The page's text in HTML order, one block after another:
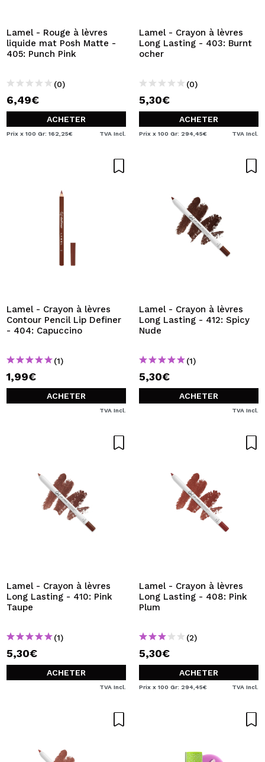
En créant un compte sur Maquibeauty.fr vous pourrez
effectuer vos achats rapidement, vérifier l'état de vos
commandes et consulter vos opérations précédentes.
Lamel - Rouge à lèvres
liquide mat Posh Matte -
405: Punch Pink
(0)
6,49€
ACHETER
Prix x 100 Gr: 162,25€ TVA Incl.
Lamel - Crayon à lèvres
Long Lasting - 403: Burnt
ocher
(0)
5,30€
ACHETER
Prix x 100 Gr: 294,45€ TVA Incl.
Lamel - Crayon à lèvres
Contour Pencil Lip Definer
- 404: Capuccino
(1)
1,99€
ACHETER
TVA Incl.
Lamel - Crayon à lèvres
Long Lasting - 412: Spicy
Nude
(1)
5,30€
ACHETER
TVA Incl.
Lamel - Crayon à lèvres
Long Lasting - 410: Pink
Taupe
(1)
5,30€
ACHETER
TVA Incl.
Lamel - Crayon à lèvres
Long Lasting - 408: Pink
Plum
(2)
5,30€
ACHETER
Prix x 100 Gr: 294,45€ TVA Incl.